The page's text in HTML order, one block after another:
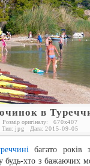
в
Розмір оригіналу: 670x407
Тип: jpg Дата: 2015-09-05
багато років
будь-хто з бажаючих